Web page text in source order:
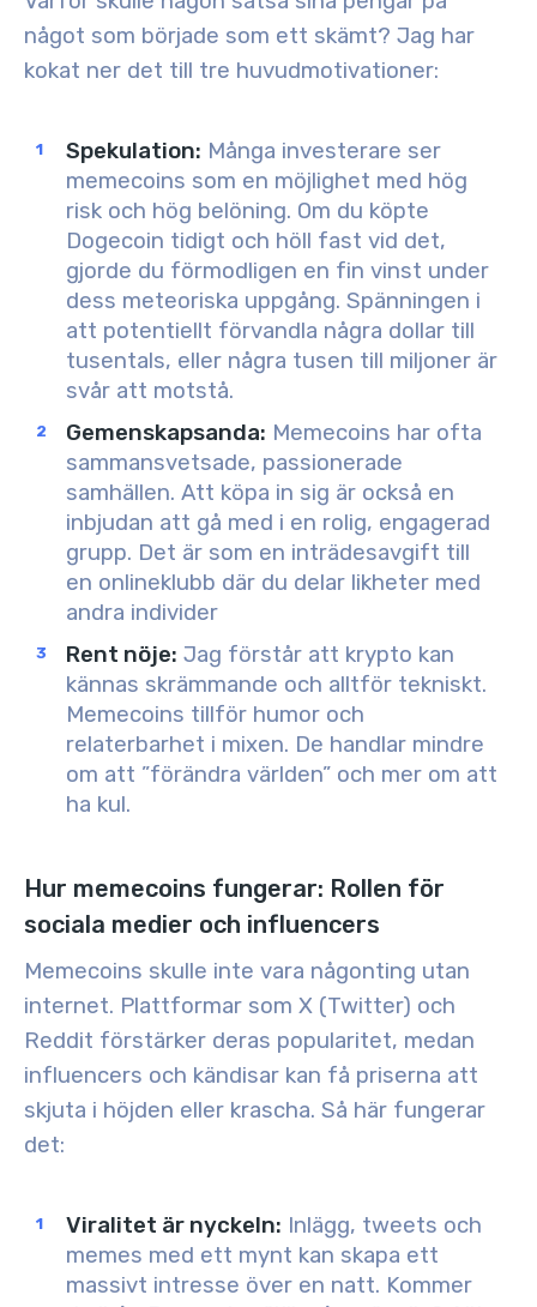
något som började som ett skämt? Jag har
kokat ner det till tre huvudmotivationer:
Spekulation: Många investerare ser
memecoins som en möjlighet med hög
risk och hög belöning. Om du köpte
Dogecoin tidigt och höll fast vid det,
gjorde du förmodligen en fin vinst under
dess meteoriska uppgång. Spänningen i
att potentiellt förvandla några dollar till
tusentals, eller några tusen till miljoner är
svår att motstå.
Gemenskapsanda: Memecoins har ofta
sammansvetsade, passionerade
samhällen. Att köpa in sig är också en
inbjudan att gå med i en rolig, engagerad
grupp. Det är som en inträdesavgift till
en onlineklubb där du delar likheter med
andra individer
Rent nöje: Jag förstår att krypto kan
kännas skrämmande och alltför tekniskt.
Memecoins tillför humor och
relaterbarhet i mixen. De handlar mindre
om att ”förändra världen” och mer om att
ha kul.
Hur memecoins fungerar: Rollen för
sociala medier och influencers
Memecoins skulle inte vara någonting utan
internet. Plattformar som X (Twitter) och
Reddit förstärker deras popularitet, medan
influencers och kändisar kan få priserna att
skjuta i höjden eller krascha. Så här fungerar
det:
Viralitet är nyckeln: Inlägg, tweets och
memes med ett mynt kan skapa ett
massivt intresse över en natt. Kommer